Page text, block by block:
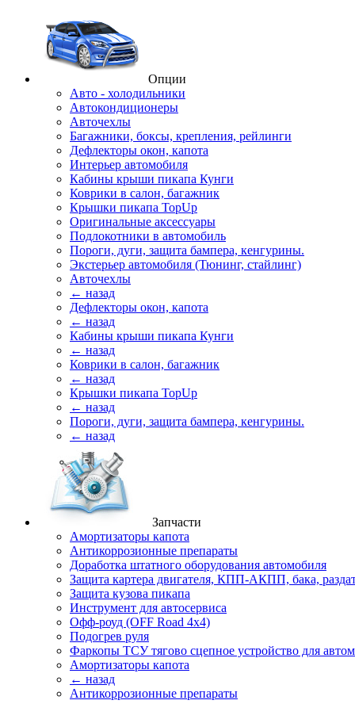
Опции
Авто - холодильники
Автокондиционеры
Авточехлы
Багажники, боксы, крепления, рейлинги
Дефлекторы окон, капота
Интерьер автомобиля
Кабины крыши пикапа Кунги
Коврики в салон, багажник
Крышки пикапа TopUp
Оригинальные аксессуары
Подлокотники в автомобиль
Пороги, дуги, защита бампера, кенгурины.
Экстерьер автомобиля (Тюнинг, стайлинг)
Авточехлы
← назад
Дефлекторы окон, капота
← назад
Кабины крыши пикапа Кунги
← назад
Коврики в салон, багажник
← назад
Крышки пикапа TopUp
← назад
Пороги, дуги, защита бампера, кенгурины.
← назад
Запчасти
Амортизаторы капота
Антикоррозионные препараты
Доработка штатного оборудования автомобиля
Защита картера двигателя, КПП-АКПП, бака,
Защита кузова пикапа
Инструмент для автосервиса
Офф-роуд (OFF Road 4x4)
Подогрев руля
Фаркопы ТСУ тягово сцепное устройство для
Амортизаторы капота
← назад
Антикоррозионные препараты